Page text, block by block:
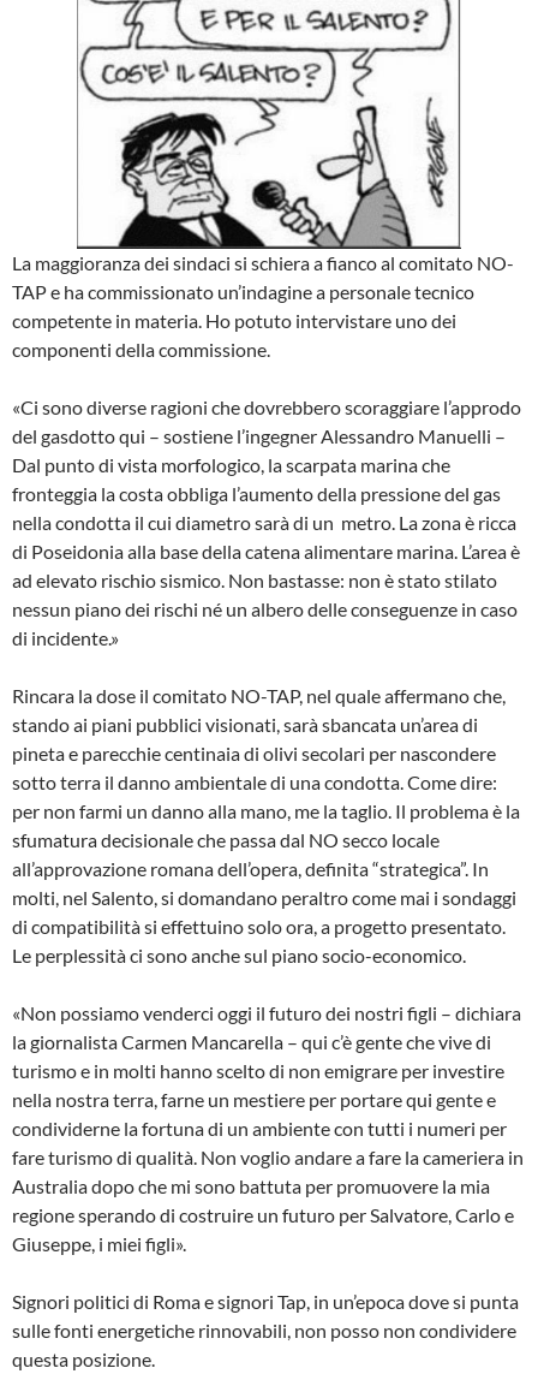
La maggioranza dei sindaci si schiera a fianco al comitato NO-
TAP e ha commissionato un’indagine a personale tecnico
competente in materia. Ho potuto intervistare uno dei
componenti della commissione.
«Ci sono diverse ragioni che dovrebbero scoraggiare l’approdo
del gasdotto qui – sostiene l’ingegner Alessandro Manuelli –
Dal punto di vista morfologico, la scarpata marina che
fronteggia la costa obbliga l’aumento della pressione del gas
nella condotta il cui diametro sarà di un metro. La zona è ricca
di Poseidonia alla base della catena alimentare marina. L’area è
ad elevato rischio sismico. Non bastasse: non è stato stilato
nessun piano dei rischi né un albero delle conseguenze in caso
di incidente.»
Rincara la dose il comitato NO-TAP, nel quale affermano che,
stando ai piani pubblici visionati, sarà sbancata un’area di
pineta e parecchie centinaia di olivi secolari per nascondere
sotto terra il danno ambientale di una condotta. Come dire:
per non farmi un danno alla mano, me la taglio. Il problema è la
sfumatura decisionale che passa dal NO secco locale
all’approvazione romana dell’opera, definita “strategica”. In
molti, nel Salento, si domandano peraltro come mai i sondaggi
di compatibilità si effettuino solo ora, a progetto presentato.
Le perplessità ci sono anche sul piano socio-economico.
«Non possiamo venderci oggi il futuro dei nostri figli – dichiara
la giornalista Carmen Mancarella – qui c’è gente che vive di
turismo e in molti hanno scelto di non emigrare per investire
nella nostra terra, farne un mestiere per portare qui gente e
condividerne la fortuna di un ambiente con tutti i numeri per
fare turismo di qualità. Non voglio andare a fare la cameriera in
Australia dopo che mi sono battuta per promuovere la mia
regione sperando di costruire un futuro per Salvatore, Carlo e
Giuseppe, i miei figli».
Signori politici di Roma e signori Tap, in un’epoca dove si punta
sulle fonti energetiche rinnovabili, non posso non condividere
questa posizione.